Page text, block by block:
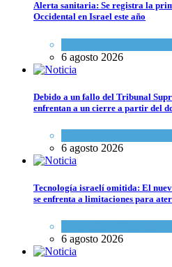
Alerta sanitaria: Se registra la
Occidental en Israel este año
6 agosto 2026
Debido a un fallo del Tribunal
enfrentan a un cierre a partir del
6 agosto 2026
Tecnología israelí omitida: El
se enfrenta a limitaciones para
6 agosto 2026